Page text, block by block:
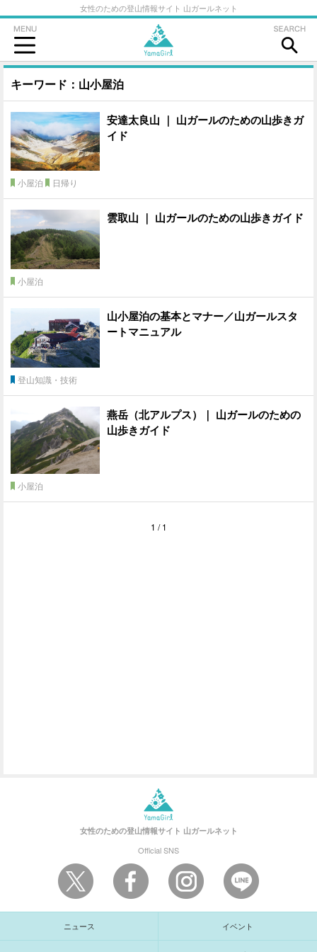
女性のための登山情報サイト 山ガールネット
キーワード：山小屋泊
安達太良山 ｜ 山ガールのための山歩きガ
イド
小屋泊 日帰り
雲取山 ｜ 山ガールのための山歩きガイド
小屋泊
山小屋泊の基本とマナー／山ガールスタ
ートマニュアル
登山知識・技術
燕岳（北アルプス）｜ 山ガールのための
山歩きガイド
小屋泊
1 / 1
女性のための登山情報サイト 山ガールネット
Official SNS
ニュース イベント